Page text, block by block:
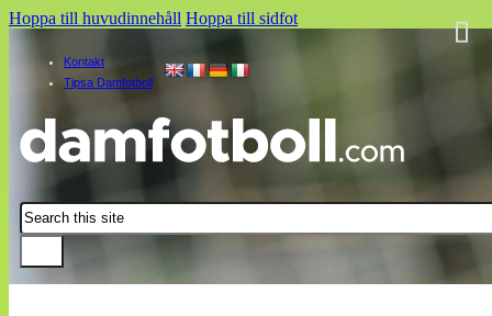
Hoppa till huvudinnehåll Hoppa till sidfot
Kontakt
Tipsa Damfotboll
Sök